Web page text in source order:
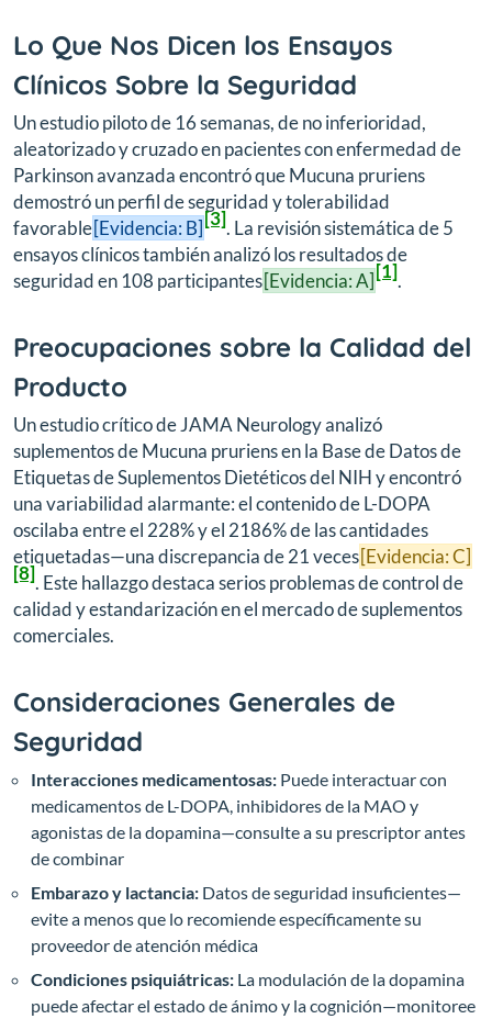
Lo Que Nos Dicen los Ensayos
Clínicos Sobre la Seguridad
Un estudio piloto de 16 semanas, de no inferioridad,
aleatorizado y cruzado en pacientes con enfermedad de
Parkinson avanzada encontró que Mucuna pruriens
demostró un perfil de seguridad y tolerabilidad
favorable[Evidencia: B][3]. La revisión sistemática de 5
ensayos clínicos también analizó los resultados de
seguridad en 108 participantes[Evidencia: A][1].
Preocupaciones sobre la Calidad del
Producto
Un estudio crítico de JAMA Neurology analizó
suplementos de Mucuna pruriens en la Base de Datos de
Etiquetas de Suplementos Dietéticos del NIH y encontró
una variabilidad alarmante: el contenido de L-DOPA
oscilaba entre el 228% y el 2186% de las cantidades
etiquetadas—una discrepancia de 21 veces[Evidencia: C]
[8]. Este hallazgo destaca serios problemas de control de
calidad y estandarización en el mercado de suplementos
comerciales.
Consideraciones Generales de
Seguridad
Interacciones medicamentosas: Puede interactuar con
medicamentos de L-DOPA, inhibidores de la MAO y
agonistas de la dopamina—consulte a su prescriptor antes
de combinar
Embarazo y lactancia: Datos de seguridad insuficientes—
evite a menos que lo recomiende específicamente su
proveedor de atención médica
Condiciones psiquiátricas: La modulación de la dopamina
puede afectar el estado de ánimo y la cognición—monitoree